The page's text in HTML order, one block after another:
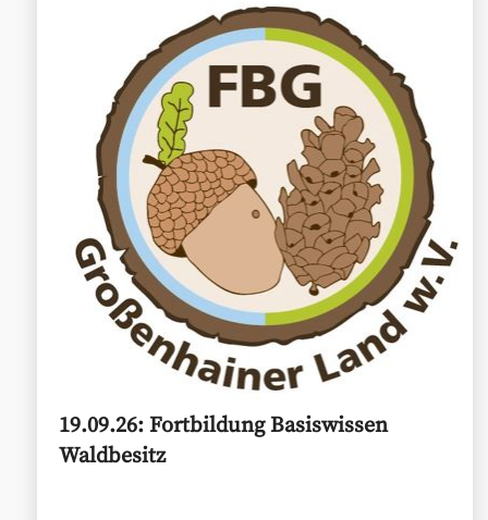
19.09.26: Fortbildung Basiswissen
Waldbesitz